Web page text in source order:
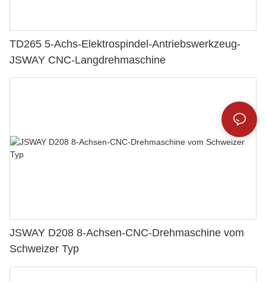
TD265 5-Achs-Elektrospindel-Antriebswerkzeug-
JSWAY CNC-Langdrehmaschine
JSWAY D208 8-Achsen-CNC-Drehmaschine vom
Schweizer Typ